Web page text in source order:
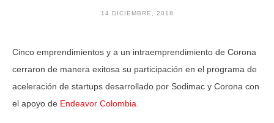
14 DICIEMBRE, 2018
Cinco emprendimientos y a un intraemprendimiento de Corona
cerraron de manera exitosa su participación en el programa de
aceleración de startups desarrollado por Sodimac y Corona con
el apoyo de Endeavor Colombia